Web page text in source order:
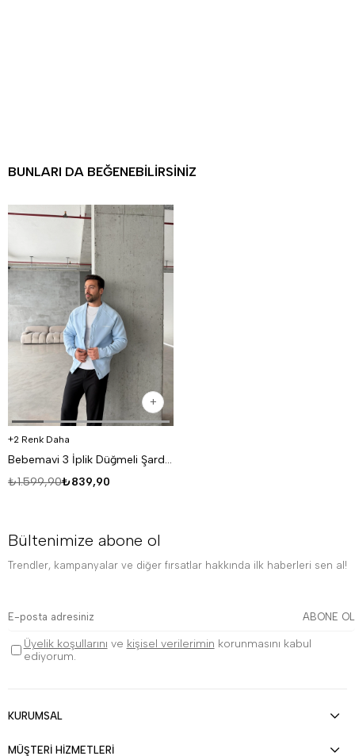
BUNLARI DA BEĞENEBILIRSINIZ
2 Renk Daha
Bebemavi 3 İplik Düğmeli Şardonlu DISORDER Baskılı Hırka VS
₺839,90
₺1.599,90
Bültenimize abone ol
Trendler, kampanyalar ve diğer fırsatlar hakkında ilk haberleri sen al!
ABONE OL
Üyelik koşullarını ve kişisel verilerimin korunmasını kabul
ediyorum.
KURUMSAL
MÜŞTERİ HİZMETLERİ